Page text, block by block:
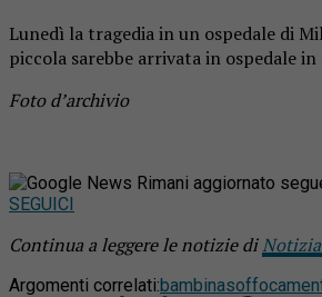
Lunedì la tragedia in un ospedale di
piccola sarebbe arrivata in ospedale
Foto d’archivio
Rimani aggiornato
SEGUICI
Continua a leggere le notizie diNotizia
Argomenti correlati:bambina